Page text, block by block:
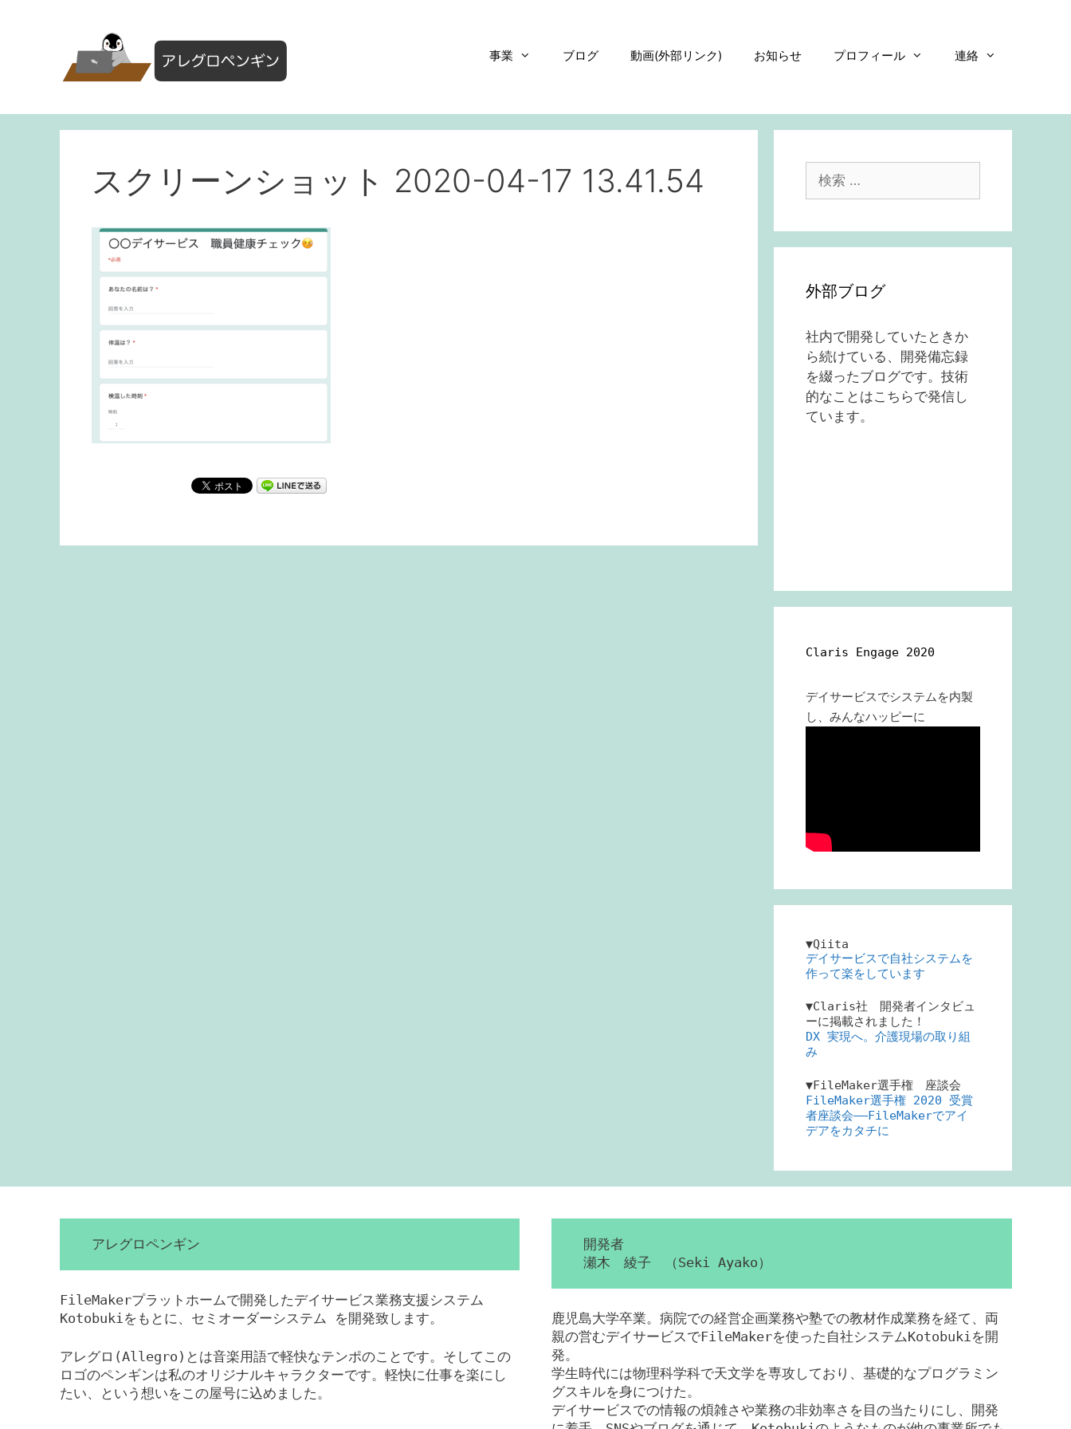
事業 ブログ 動画(外部リンク) お知らせ プロフィール 連絡
スクリーンショット 2020-04-17 13.41.54
索:
外部ブログ
社内で開発していたときか
ら続けている、開発備忘録
を綴ったブログです。技術
的なことはこちらで発信し
ています。
Claris Engage 2020
デイサービスでシステムを内製
し、みんなハッピーに
▼Qiita
デイサービスで自社システムを
作って楽をしています
▼Claris社 開発者インタビュ
ーに掲載されました！
DX 実現へ。介護現場の取り組
み
▼FileMaker選手権 座談会
FileMaker選手権 2020 受賞
者座談会――FileMakerでアイ
デアをカタチに
アレグロペンギン
FileMakerプラットホームで開発したデイサービス業務支援システム
Kotobukiをもとに、セミオーダーシステム を開発致します。
アレグロ(Allegro)とは音楽用語で軽快なテンポのことです。そしてこの
ロゴのペンギンは私のオリジナルキャラクターです。軽快に仕事を楽にし
たい、という想いをこの屋号に込めました。
開発者
瀬木 綾子 （Seki Ayako）
鹿児島大学卒業。病院での経営企画業務や塾での教材作成業務を経て、両
親の営むデイサービスでFileMakerを使った自社システムKotobukiを開
発。
学生時代には物理科学科で天文学を専攻しており、基礎的なプログラミン
グスキルを身につけた。
デイサービスでの情報の煩雑さや業務の非効率さを目の当たりにし、開発